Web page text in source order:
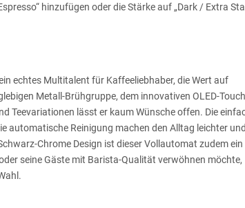
hinzufügen oder die Stärke auf „Dark / Extra
echtes Multitalent für Kaffeeliebhaber, die Wert auf
Metall-Brühgruppe, dem innovativen OLED-
Teevariationen lässt er kaum Wünsche offen. Die
automatische Reinigung machen den Alltag leichter und
Chrome Design ist dieser Vollautomat zudem ein
seine Gäste mit Barista-Qualität verwöhnen möchte,